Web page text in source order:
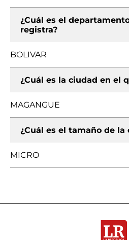
¿Cuál es el
registra?
BOLIVAR
¿Cuál es la ciudad en el
MAGANGUE
¿Cuál es el tamaño de la
MICRO